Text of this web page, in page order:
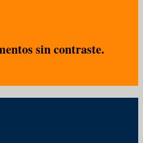
sin contraste.